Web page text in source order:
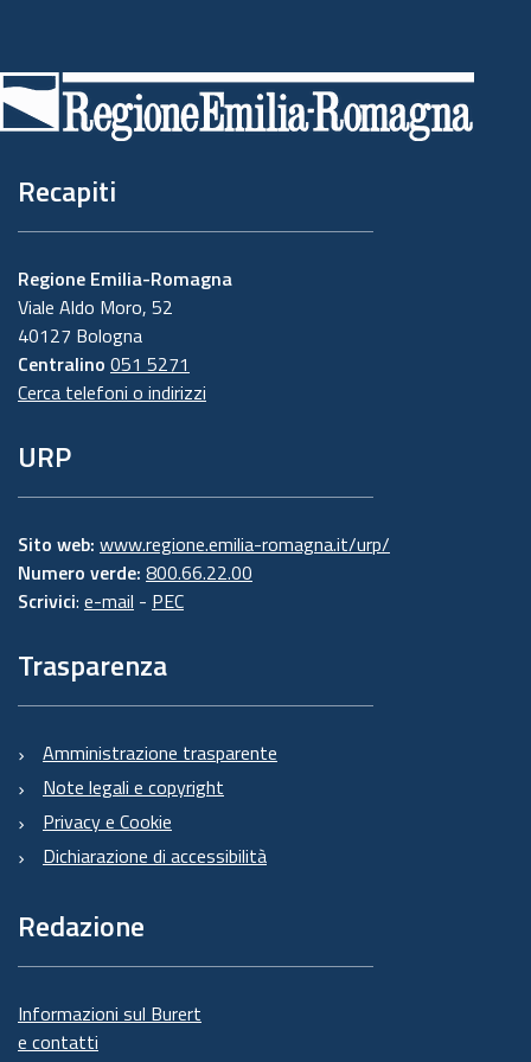
di
pagina
Recapiti
Regione Emilia-Romagna
Viale Aldo Moro, 52
40127 Bologna
Centralino 051 5271
Cerca telefoni o indirizzi
URP
Sito web: www.regione.emilia-romagna.it/urp/
Numero verde: 800.66.22.00
Scrivici: e-mail - PEC
Trasparenza
Amministrazione trasparente
Note legali e copyright
Privacy e Cookie
Dichiarazione di accessibilità
Redazione
Informazioni sul Burert
e contatti